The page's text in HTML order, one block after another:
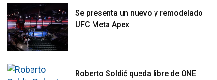
Se presenta un nuevo y remodelado
UFC Meta Apex
Roberto Soldić queda libre de ONE